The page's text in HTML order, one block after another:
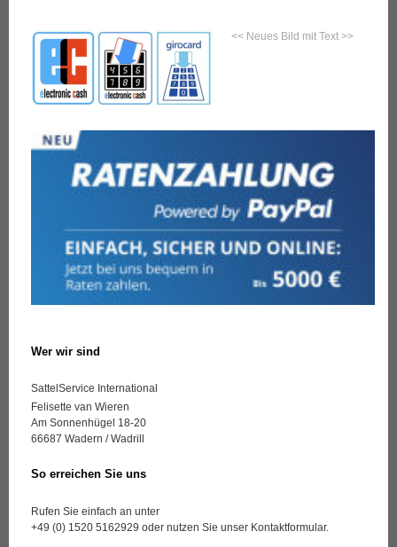
<< Neues Bild mit Text >>
Wer wir sind
SattelService International
Felisette van Wieren
Am Sonnenhügel 18-20
66687 Wadern / Wadrill
So erreichen Sie uns
Rufen Sie einfach an unter
+49 (0) 1520 5162929 oder nutzen Sie unser Kontaktformular.